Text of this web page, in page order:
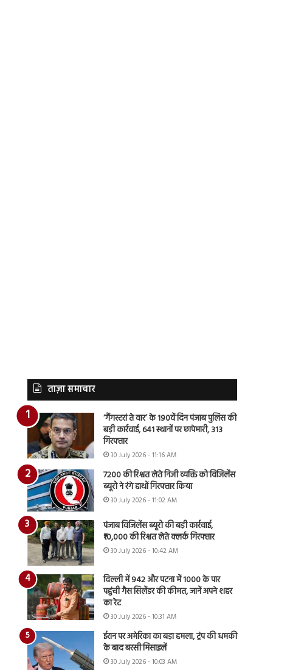
ताज़ा समाचार
‘गैंगस्टरां ते वार’ के 190वें दिन पंजाब पुलिस की
बड़ी कार्रवाई, 641 स्थानों पर छापेमारी, 313
गिरफ्तार
30 July 2026 - 11:16 AM
7200 की रिश्वत लेते निजी व्यक्ति को विजिलेंस
ब्यूरो ने रंगे हाथों गिरफ्तार किया
30 July 2026 - 11:02 AM
पंजाब विजिलेंस ब्यूरो की बड़ी कार्रवाई,
₹10,000 की रिश्वत लेते क्लर्क गिरफ्तार
30 July 2026 - 10:42 AM
दिल्ली में 942 और पटना में 1000 के पार
पहुंची गैस सिलेंडर की कीमत, जानें अपने शहर
का रेट
30 July 2026 - 10:31 AM
ईरान पर अमेरिका का बड़ा हमला, ट्रंप की धमकी
के बाद बरसी मिसाइलें
30 July 2026 - 10:03 AM